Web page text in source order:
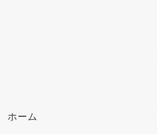
ホーム